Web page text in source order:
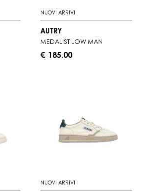
NUOVI ARRIVI
AUTRY
MEDALIST LOW MAN
€ 185.00
NUOVI ARRIVI